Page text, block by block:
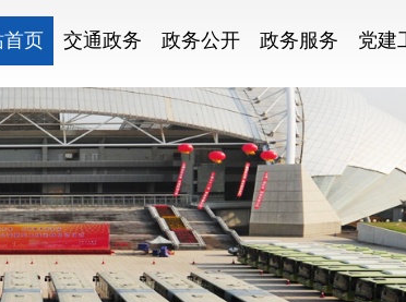
首页 交通政务 政务公开 政务服务 党建